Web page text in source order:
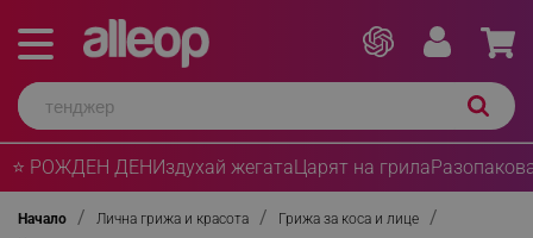
⭐ РОЖДЕН ДЕНИздухай жегатаЦарят на грила
Начало Лична грижа и красота
Грижа за коса и лице